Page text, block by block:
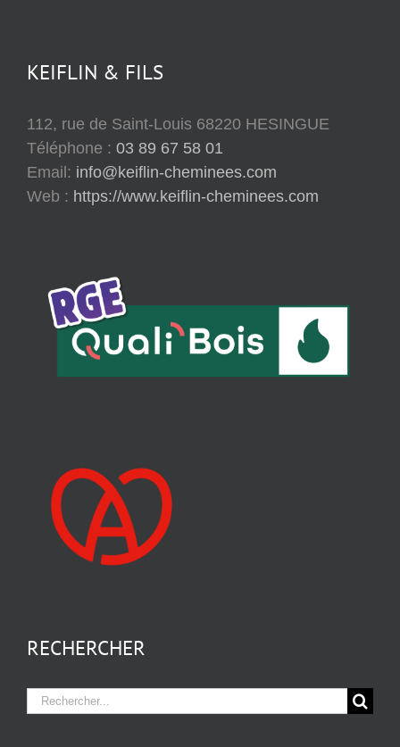
KEIFLIN & FILS
112, rue de Saint-Louis 68220 HESINGUE
Téléphone : 03 89 67 58 01
Email: info@keiflin-cheminees.com
Web : https://www.keiflin-cheminees.com
RECHERCHER
Rechercher: